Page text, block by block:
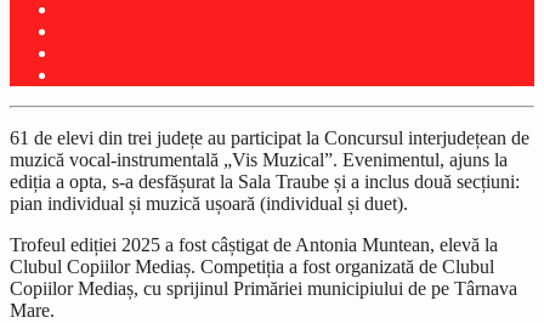
61 de elevi din trei județe au participat la Concursul interjudețean de
muzică vocal-instrumentală „Vis Muzical”. Evenimentul, ajuns la
ediția a opta, s-a desfășurat la Sala Traube și a inclus două secțiuni:
pian individual și muzică ușoară (individual și duet).
Trofeul ediției 2025 a fost câștigat de Antonia Muntean, elevă la
Clubul Copiilor Mediaș. Competiția a fost organizată de Clubul
Copiilor Mediaș, cu sprijinul Primăriei municipiului de pe Târnava
Mare.